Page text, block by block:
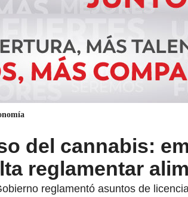
del cannabis:
reglamentar
reglamentó asuntos de